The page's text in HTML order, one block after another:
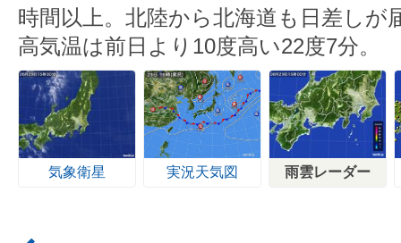
時間以上。北陸から北海道も日差しが
高気温は前日より10度高い22度7分。
気象衛星 実況天気図 雨雲レーダー